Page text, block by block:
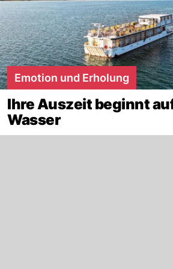
Emotion und Erholung
Ihre Auszeit beginnt
Wasser